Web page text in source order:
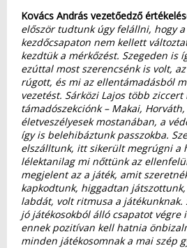
Kovács András vezetőedző
először tudtunk úgy felállni, hogy
kezdőcsapaton nem kellett
kezdtük a mérkőzést. Szegeden is
ezúttal most szerencsénk is volt,
rúgott, és mi az ellentámadásból
vezetést. Sárközi Lajos több
támadószekciónk – Makai,
életveszélyesek mostanában, a
így is belehibáztunk passzokba.
elszálltunk, itt sikerült megrúgni a
lélektanilag mi nőttünk az
megjelent az a játék, amit
kapkodtunk, higgadtan
labdát, volt ritmusa a játékunknak.
jó játékosokból álló csapatot végre
ennek pozitívan kell hatnia
minden játékosomnak a mai szép